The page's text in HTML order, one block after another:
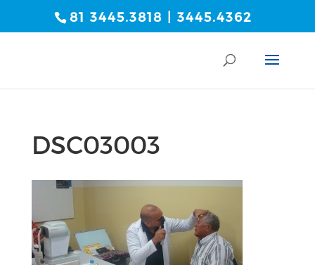
81 3445.3818 | 3445.4362
DSC03003